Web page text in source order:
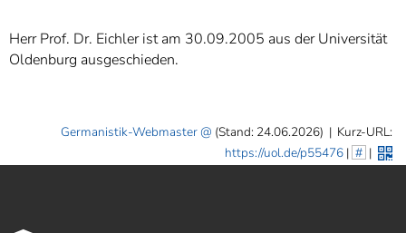
Herr Prof. Dr. Eichler ist am 30.09.2005 aus der Universität
Oldenburg ausgeschieden.
Germanistik-Webmaster (Stand: 24.06.2026) | Kurz-URL:
https://uol.de/p55476| # |